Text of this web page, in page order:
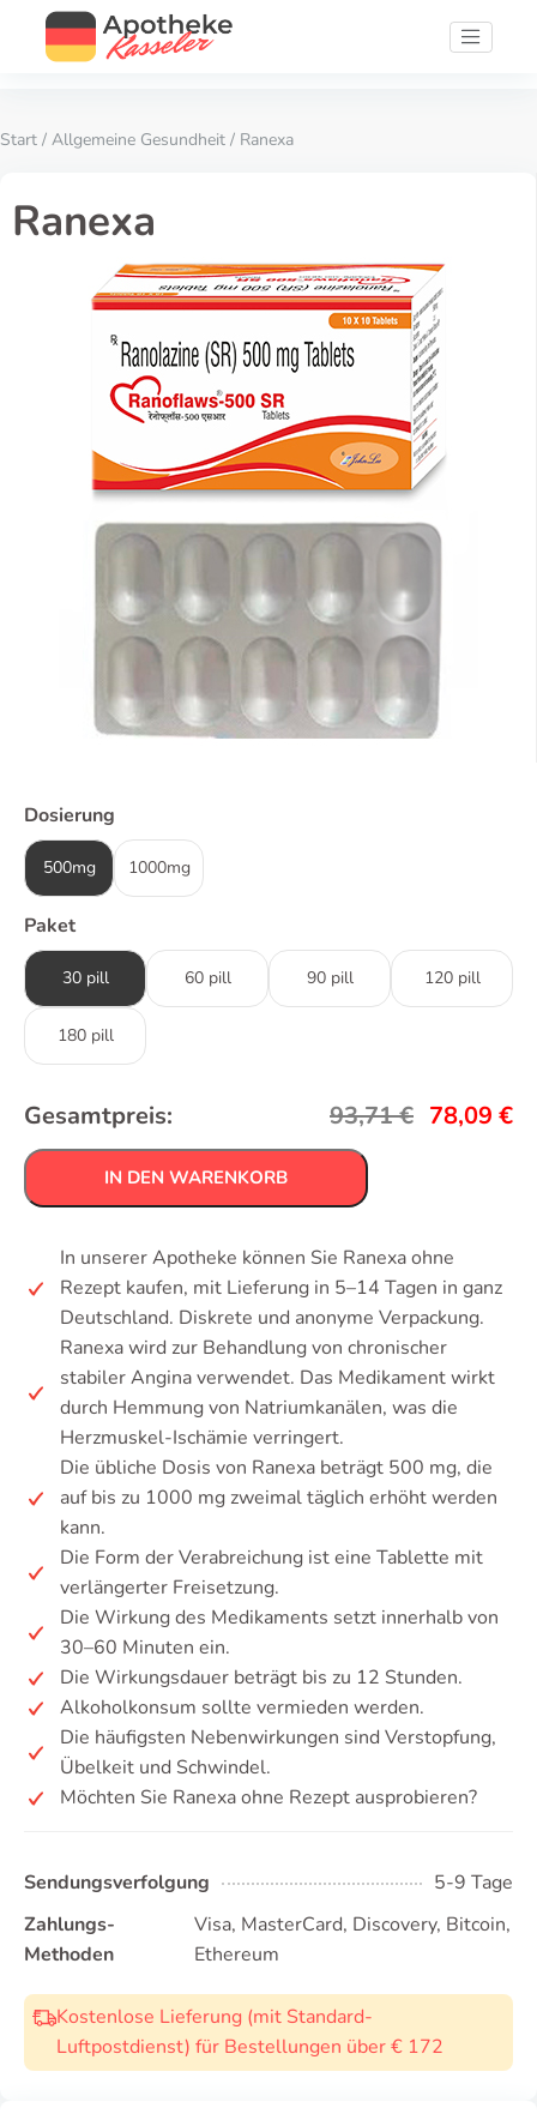
Start / Allgemeine Gesundheit / Ranexa
Ranexa
Dosierung
500mg 1000mg
Paket
30 pill 60 pill 90 pill 120 pill
180 pill
Gesamtpreis: 93,71€ 78,09 €
IN DEN WARENKORB
In unserer Apotheke können Sie Ranexa ohne
Rezept kaufen, mit Lieferung in 5–14 Tagen in ganz
Deutschland. Diskrete und anonyme Verpackung.
Ranexa wird zur Behandlung von chronischer
stabiler Angina verwendet. Das Medikament wirkt
durch Hemmung von Natriumkanälen, was die
Herzmuskel-Ischämie verringert.
Die übliche Dosis von Ranexa beträgt 500 mg, die
auf bis zu 1000 mg zweimal täglich erhöht werden
kann.
Die Form der Verabreichung ist eine Tablette mit
verlängerter Freisetzung.
Die Wirkung des Medikaments setzt innerhalb von
30–60 Minuten ein.
Die Wirkungsdauer beträgt bis zu 12 Stunden.
Alkoholkonsum sollte vermieden werden.
Die häufigsten Nebenwirkungen sind Verstopfung,
Übelkeit und Schwindel.
Möchten Sie Ranexa ohne Rezept ausprobieren?
Sendungsverfolgung
5-9 Tage
Zahlungs-
Methoden
Visa, MasterCard, Discovery, Bitcoin,
Ethereum
Kostenlose Lieferung (mit Standard-
Luftpostdienst) für Bestellungen über € 172